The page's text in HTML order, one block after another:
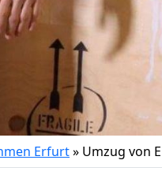
Erfurt» Umzug von